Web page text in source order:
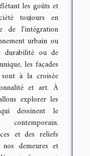
les goûts et
toujours en
de l'intégration
urbain ou
durabilité ou de
les façades
sont à la croisée
et art. À
explorer les
dessinent le
et des reliefs
demeures et